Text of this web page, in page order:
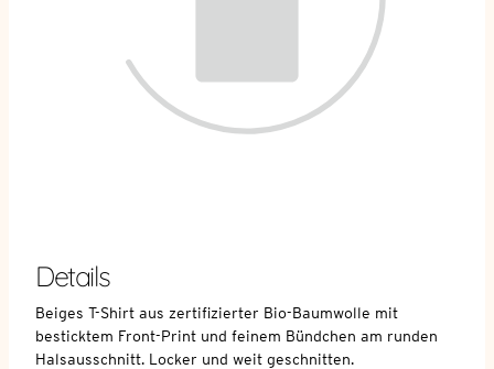
Details
Beiges T-Shirt aus zertifizierter Bio-Baumwolle mit
besticktem Front-Print und feinem Bündchen am runden
Halsausschnitt. Locker und weit geschnitten.